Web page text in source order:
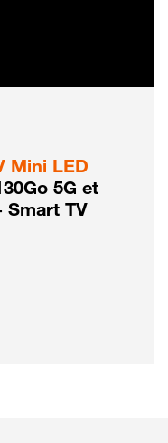
Mini LED
5G et
Smart TV